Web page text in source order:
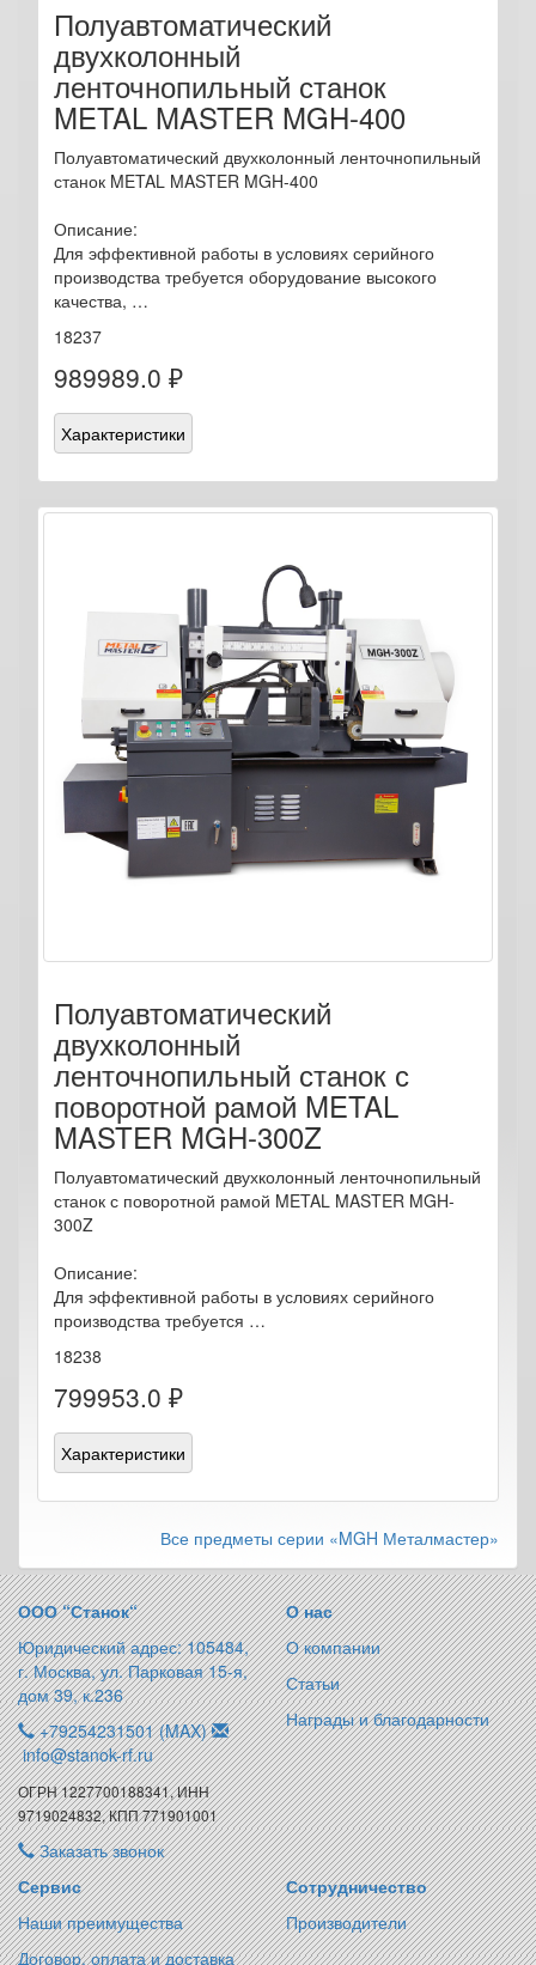
Полуавтоматический
двухколонный
ленточнопильный станок
METAL MASTER MGH-400
Полуавтоматический двухколонный ленточнопильный
станок METAL MASTER MGH-400
Описание:
Для эффективной работы в условиях серийного
производства требуется оборудование высокого
качества, …
18237
989989.0 ₽
Характеристики
Полуавтоматический
двухколонный
ленточнопильный станок с
поворотной рамой METAL
MASTER MGH-300Z
Полуавтоматический двухколонный ленточнопильный
станок с поворотной рамой METAL MASTER MGH-
300Z
Описание:
Для эффективной работы в условиях серийного
производства требуется …
18238
799953.0 ₽
Характеристики
Все предметы серии «MGH Металмастер»
ООО “Станок“
Юридический адрес: 105484,
г. Москва, ул. Парковая 15-я,
дом 39, к.236
+79254231501 (MAX)
info@stanok-rf.ru
ОГРН 1227700188341, ИНН
9719024832, КПП 771901001
Заказать звонок
О нас
О компании
Статьи
Награды и благодарности
Сервис
Наши преимущества
Договор, оплата и доставка
Сотрудничество
Производители